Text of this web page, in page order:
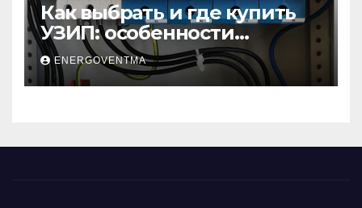
Как выбрать и где купить
УЗИП: особенности
устройств защиты от
импульсных
перенапряжений
ENERGOVENTMA